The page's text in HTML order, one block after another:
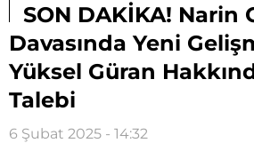
SON DAKİKA! Narin
Davasında Yeni
Yüksel Güran
Talebi
6 Şubat 2025 - 14:32